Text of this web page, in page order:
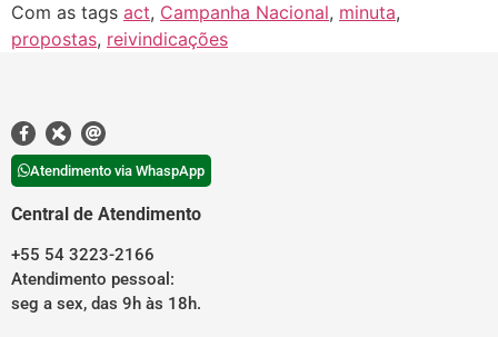
Com as tags act, Campanha Nacional, minuta,
propostas, reivindicações
Atendimento via WhaspApp
Central de Atendimento
+55 54 3223-2166
Atendimento pessoal:
seg a sex, das 9h às 18h.